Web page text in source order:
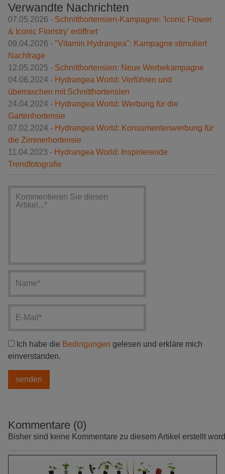
Verwandte Nachrichten
07.05.2026 - Schnitthortensien-Kampagne: 'Iconic Flower
& Iconic Floristry' eröffnet
09.04.2026 - "Vitamin Hydrangea": Kampagne stimuliert
Nachfrage
12.05.2025 - Schnitthortensien: Neue Werbekampagne
04.06.2024 - Hydrangea World: Verführen und
überraschen mit Schnitthortensien
24.04.2024 - Hydrangea World: Werbung für die
Gartenhortensie
07.02.2024 - Hydrangea World: Konsumentenwerbung für
die Zimmerhortensie
11.04.2023 - Hydrangea World: Inspirierende
Trendfotografie
Ich habe die Bedingungen gelesen und erkläre mich
einverstanden.
Kommentare (0)
Bisher sind keine Kommentare zu diesem Artikel erstellt